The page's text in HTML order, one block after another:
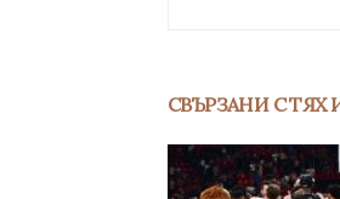
СВЪРЗАНИ С ТЯХ